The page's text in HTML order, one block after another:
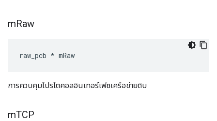
mRaw
raw_pcb * mRaw
การควบคุมโปรโตคอลอินเทอร์เฟซเครือข่ายดิบ
mTCP